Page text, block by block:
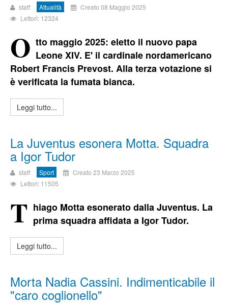
staff Attualità
Creato 08 Maggio 2025
Lettori: 12324
O tto maggio 2025: eletto il nuovo papa
Leone XIV. E' il cardinale nordamericano
Robert Francis Prevost. Alla terza votazione si
è verificata la fumata bianca.
Leggi tutto...
La Juventus esonera Motta. Squadra
a Igor Tudor
staff Sport
Creato 23 Marzo 2025
Lettori: 11505
T hiago Motta esonerato dalla Juventus. La
prima squadra affidata a Igor Tudor.
Leggi tutto...
Morta Nadia Cassini. Indimenticabile il
"caro coglionello"